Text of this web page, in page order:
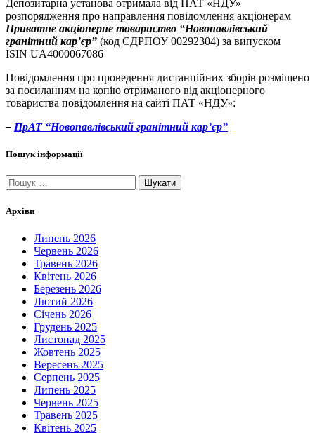
Депозитарна установа отримала від ПАТ «НДУ»
розпорядження про направлення повідомлення акціонерам
Приватне акціонерне товариство “Новопавлівський
гранітний кар’єр” (код ЄДРПОУ 00292304) за випуском
ISIN UA4000067086
Повідомлення про проведення дистанційних зборів розміщено
за посиланням на копію отриманого від акціонерного
товариства повідомлення на сайті ПАТ «НДУ»:
– ПрАТ “Новопавлівський гранітний кар’єр”
Пошук інформації
Пошук:
Архіви
Липень 2026
Червень 2026
Травень 2026
Квітень 2026
Березень 2026
Лютий 2026
Січень 2026
Грудень 2025
Листопад 2025
Жовтень 2025
Вересень 2025
Серпень 2025
Липень 2025
Червень 2025
Травень 2025
Квітень 2025